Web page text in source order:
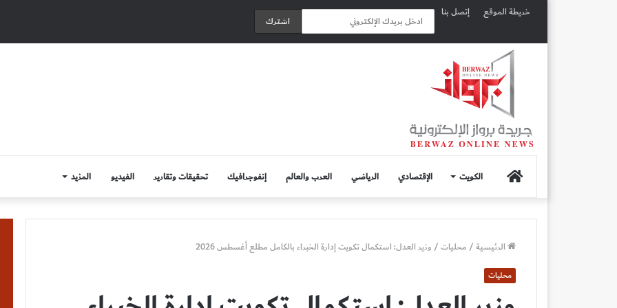
خريطة الموقع إتصل بنا
الصفحة
الرئيسية
الكويت الإقتصادي الرياضي العرب والعالم إنفوجرافيك تحقيقات وتقارير الفيديو المزيد
الرئيسية/محليات/وزير العدل: استكمال تكويت إدارة الخبراء بالكامل مطلع أغسطس 2026
محليات